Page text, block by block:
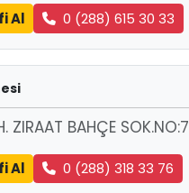
Al 0 (288) 615 30 33
ZIRAAT BAHÇE SOK.NO:7
Al 0 (288) 318 33 76